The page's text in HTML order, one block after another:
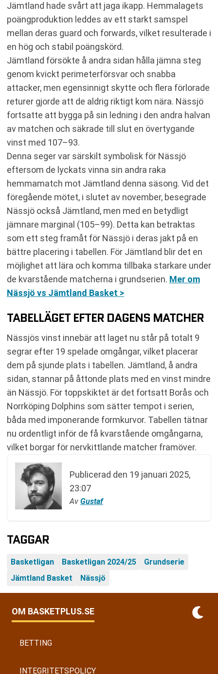
Jämtland hade svårt att jaga ikapp. Hemmalagets
poängproduktion leddes av ett starkt samspel
mellan deras guard och forwards, vilket resulterade i
en hög och stabil poängskörd.
Jämtland försökte å andra sidan hålla jämna steg
genom kvickt perimeterförsvar och snabba
attacker, men egensinnigt skytte och flera förlorade
returer gjorde att de aldrig riktigt kom nära. Nässjö
fortsatte att bygga på sin ledning i den andra halvan
av matchen och säkrade till slut en övertygande
vinst med 107–93.
Denna seger var särskilt symbolisk för Nässjö
eftersom de lyckats vinna sin andra raka
hemmamatch mot Jämtland denna säsong. Vid det
föregående mötet, i slutet av november, besegrade
Nässjö också Jämtland, men med en betydligt
jämnare marginal (105–99). Detta kan betraktas
som ett steg framåt för Nässjö i deras jakt på en
bättre placering i tabellen. För Jämtland blir det en
möjlighet att lära och komma tillbaka starkare under
de kvarstående matcherna i grundserien. Mer om
Nässjö vs Jämtland Basket >
TABELLÄGET EFTER DAGENS MATCHER
Nässjös vinst innebär att laget nu står på totalt 9
segrar efter 19 spelade omgångar, vilket placerar
dem på sjunde plats i tabellen. Jämtland, å andra
sidan, stannar på åttonde plats med en vinst mindre
än Nässjö. För toppskiktet är det fortsatt Borås och
Norrköping Dolphins som sätter tempot i serien,
båda med imponerande formkurvor. Tabellen tätnar
nu ordentligt inför de få kvarstående omgångarna,
vilket borgar för nervkittlande matcher framöver.
Publicerad den 19 januari 2025,
23:07
Av Gustaf
TAGGAR
Basketligan Basketligan 2024/25
Grundserie
Jämtland Basket
Nässjö
OM BASKETPLUS.SE
BETTING
INTEGRITETSPOLICY